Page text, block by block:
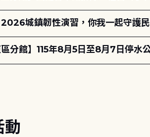
2026城鎮韌性演習，你我一起守護
區分館】115年8月5日至8月7日停水
動